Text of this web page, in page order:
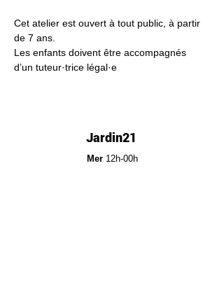
Cet atelier est ouvert à tout public, à partir
de 7 ans.
Les enfants doivent être accompagnés
d’un tuteur·trice légal·e
Jardin21
Mer12h-00h